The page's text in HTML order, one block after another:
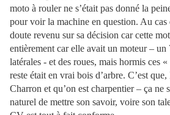
moto à rouler ne s’était pas donné la
pour voir la machine en question. Au cas
doute revenu sur sa décision car cette
entièrement car elle avait un moteur – un
latérales - et des roues, mais hormis ces
reste était en vrai bois d’arbre. C’est que,
Charron et qu’on est charpentier – ça ne
naturel de mettre son savoir, voire son